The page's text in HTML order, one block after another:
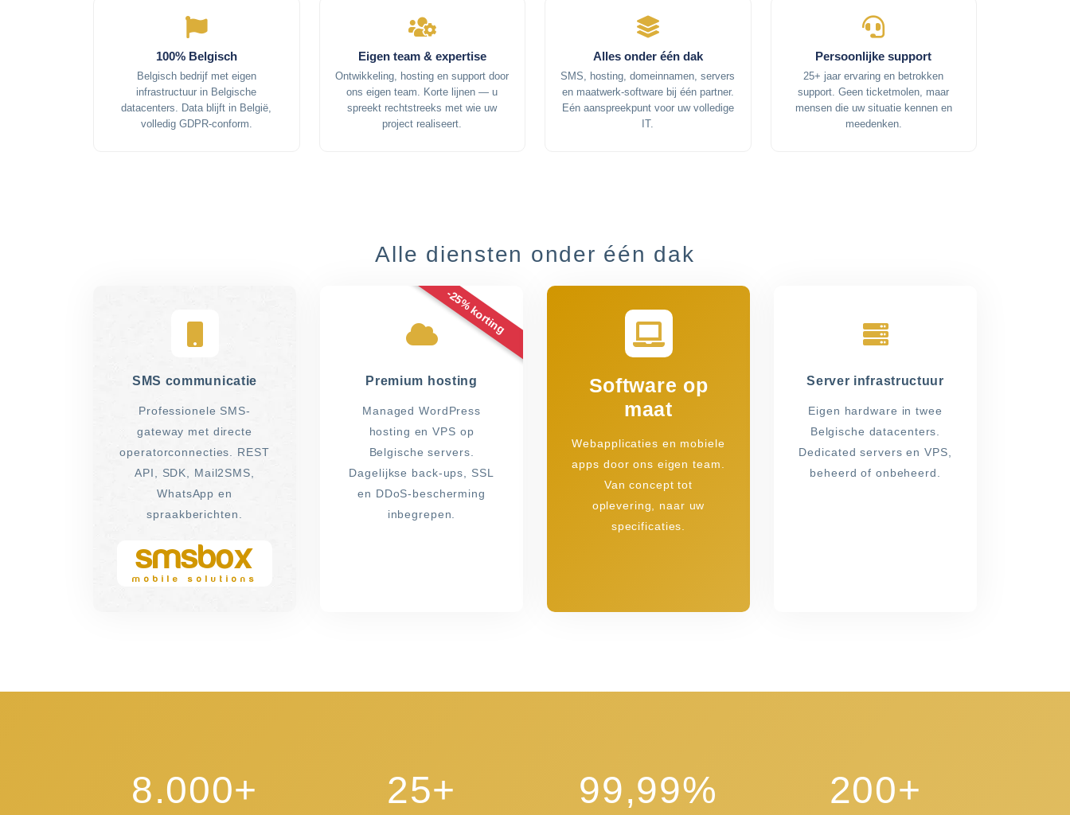
100% Belgisch
Belgisch bedrijf met eigen
infrastructuur in Belgische
datacenters. Data blijft in België,
volledig GDPR-conform.
Eigen team & expertise
Ontwikkeling, hosting en support door
ons eigen team. Korte lijnen — u
spreekt rechtstreeks met wie uw
project realiseert.
Alles onder één dak
SMS, hosting, domeinnamen, servers
en maatwerk-software bij één partner.
Eén aanspreekpunt voor uw volledige
IT.
Persoonlijke support
25+ jaar ervaring en betrokken
support. Geen ticketmolen, maar
mensen die uw situatie kennen en
meedenken.
Alle diensten onder één dak
SMS communicatie
Professionele SMS-
gateway met directe
operatorconnecties. REST
API, SDK, Mail2SMS,
WhatsApp en
spraakberichten.
Premium hosting
-25% korting
Managed WordPress
hosting en VPS op
Belgische servers.
Dagelijkse back-ups, SSL
en DDoS-bescherming
inbegrepen.
Software op
maat
Webapplicaties en mobiele
apps door ons eigen team.
Van concept tot
oplevering, naar uw
specificaties.
Server infrastructuur
Eigen hardware in twee
Belgische datacenters.
Dedicated servers en VPS,
beheerd of onbeheerd.
8.000+ 25+ 99,99% 200+